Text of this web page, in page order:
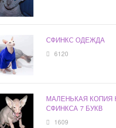
СФИНКС ОДЕЖДА
6120
МАЛЕНЬКАЯ КОПИЯ
СФИНКСА 7 БУКВ
1609